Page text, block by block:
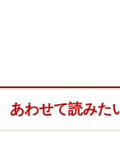
あわせて読みた